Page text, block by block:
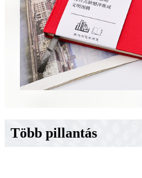
Több pillantás